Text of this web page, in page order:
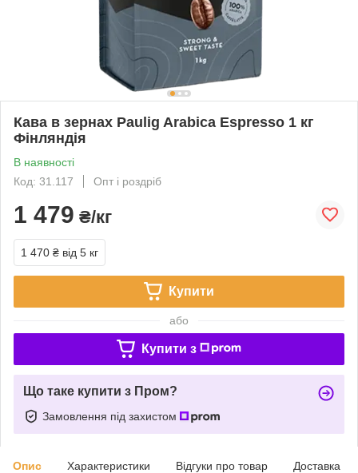
Кава в зернах Paulig Arabica Espresso 1 кг
Фінляндія
В наявності
Код: 31.117
Опт і роздріб
1 479 ₴/кг
1 470 ₴ від 5 кг
Купити
або
Купити з
Що таке купити з Пром?
Замовлення під захистом
Опис Характеристики Відгуки про товар Доставка